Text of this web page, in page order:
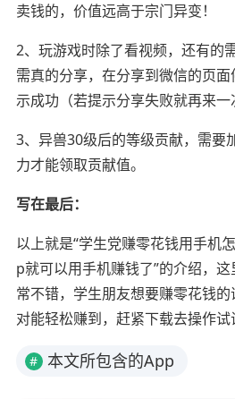
卖钱的，价值远高于宗门异变！
2、玩游戏时除了看视频，还有的
需真的分享，在分享到微信的页
示成功（若提示分享失败就再来一
3、异兽30级后的等级贡献，需要
力才能领取贡献值。
写在最后：
以上就是“学生党赚零花钱用手机
p就可以用手机赚钱了”的介绍，
常不错，学生朋友想要赚零花钱
对能轻松赚到，赶紧下载去操作试
# 本文所包含的App